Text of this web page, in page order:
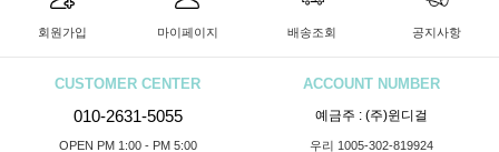
회원가입 마이페이지 배송조회 공지사항
CUSTOMER CENTER
010-2631-5055
OPEN PM 1:00 - PM 5:00
ACCOUNT NUMBER
예금주 : (주)윈디걸
우리 1005-302-819924